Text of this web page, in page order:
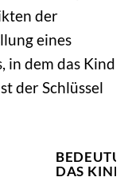
der
eines
in dem das Kind
der Schlüssel
DAS KIND